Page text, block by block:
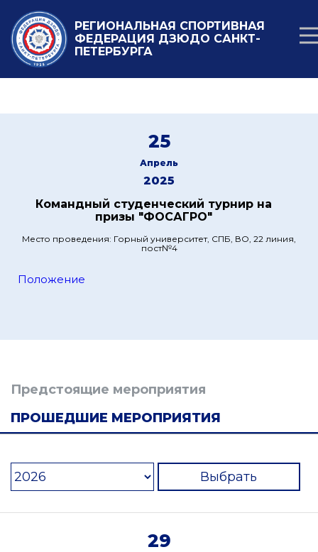
РЕГИОНАЛЬНАЯ СПОРТИВНАЯ
ФЕДЕРАЦИЯ ДЗЮДО САНКТ-
ПЕТЕРБУРГА
25
Апрель
2025
Командный студенческий турнир на
призы "ФОСАГРО"
Место проведения: Горный университет, СПБ, ВО, 22 линия,
пост№4
Положение
Предстоящие мероприятия
ПРОШЕДШИЕ МЕРОПРИЯТИЯ
Выбрать
29